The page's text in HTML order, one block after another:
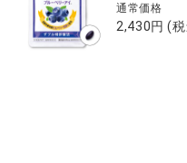
あり そこに自分の将来も重
『ブルーベリーアイ』は 色
た 将来を考える機会に常に
通常価格
2,430円(